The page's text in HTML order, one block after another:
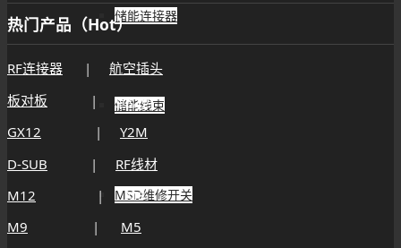
储能连接器
储能线束
MSD维修开关
热门产品（Hot）
RF连接器 | 航空插头
板对板 |GX20
GX12 | Y2M
D-SUB | RF线材
M12 |M8
M9 | M5